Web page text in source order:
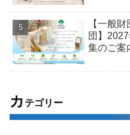
【一般
団】
集のご案
カ テゴリー